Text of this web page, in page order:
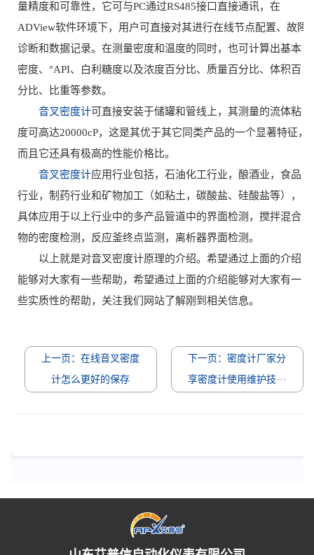
量精度和可靠性，它可与PC通过RS485接口直接通讯，在
ADView软件环境下，用户可直接对其进行在线节点配置、故障
诊断和数据记录。在测量密度和温度的同时，也可计算出基本
密度、°API、白利糖度以及浓度百分比、质量百分比、体积百
分比、比重等参数。
音叉密度计可直接安装于储罐和管线上，其测量的流体粘
度可高达20000cP，这是其优于其它同类产品的一个显著特征，
而且它还具有极高的性能价格比。
音叉密度计应用行业包括，石油化工行业，酿酒业，食品
行业，制药行业和矿物加工（如粘土，碳酸盐、硅酸盐等），
具体应用于以上行业中的多产品管道中的界面检测，搅拌混合
物的密度检测，反应釜终点监测，离析器界面检测。
以上就是对音叉密度计原理的介绍。希望通过上面的介绍
能够对大家有一些帮助，希望通过上面的介绍能够对大家有一
些实质性的帮助，关注我们网站了解刚到相关信息。
上一页：在线音叉密度
计怎么更好的保存
下一页：密度计厂家分
享密度计使用维护技···